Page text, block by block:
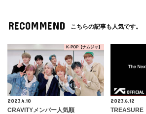
RECOMMEND こちらの記事も人気です。
K-POP【ナムジャ】
2023.4.10
CRAVITYメンバー人気順
2023.6.12
TREASURE